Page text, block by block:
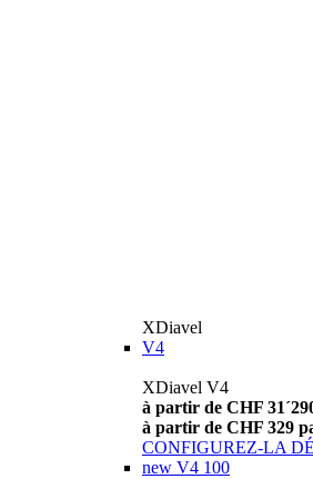
XDiavel
V4
XDiavel V4
à partir de CHF
à partir de CHF 329
CONFIGUREZ-LA
new V4 100